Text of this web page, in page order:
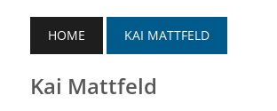
HOME KAI MATTFELD
Kai Mattfeld